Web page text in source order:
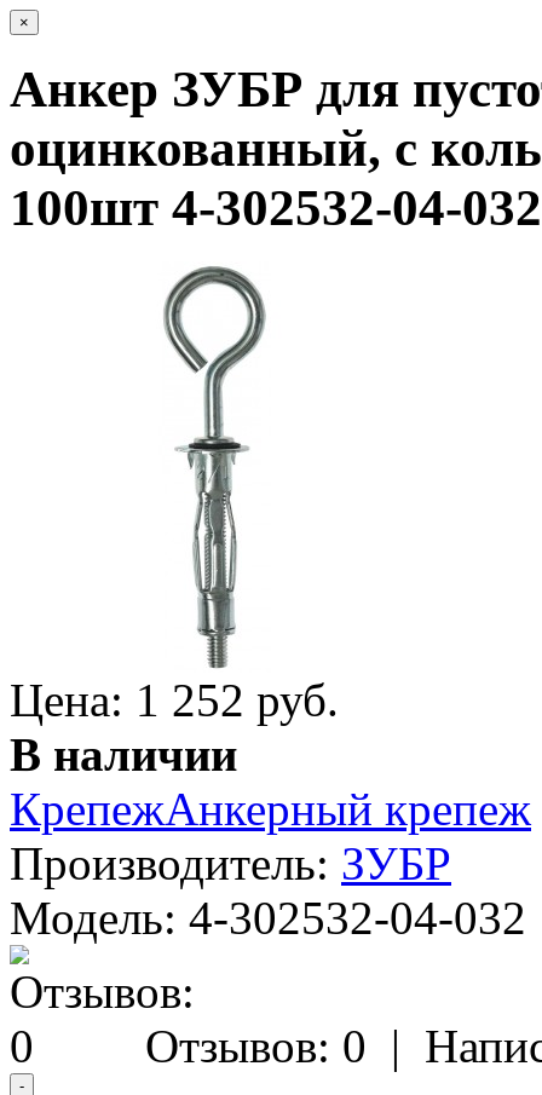
×
Анкер ЗУБР для
оцинкованный, с
100шт 4-302532-04-032
Цена: 1 252 руб.
В наличии
КрепежАнкерный крепеж
Производитель: ЗУБР
Модель: 4-302532-04-032
Отзывов: 0 |